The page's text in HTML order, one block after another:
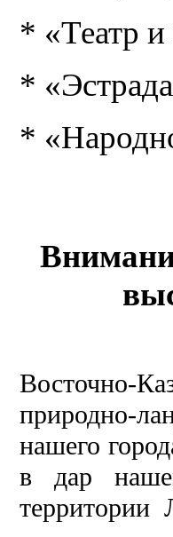
* «Театр
*
*
Восточно-
природно-
нашего
в дар
территории